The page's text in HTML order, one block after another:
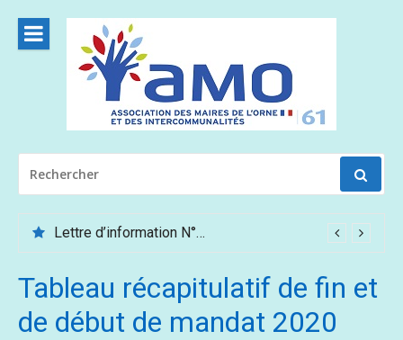
contenu
POUR
:
Lettre d’information N°62 – Mai /Juin 2026
Tableau récapitulatif de fin et
de début de mandat 2020